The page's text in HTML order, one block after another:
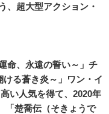
、超大型アクション・
命、永遠の誓い～」チ
る蒼き炎～」ワン・イ
い人気を得て、2020年
「楚喬伝（そきょうで